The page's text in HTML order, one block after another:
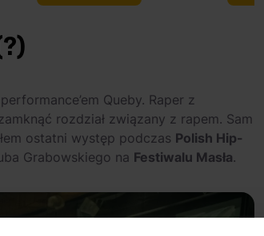
performance’em Queby. Raper z
rozdział związany z rapem. Sam
ostatni występ podczas Polish Hip-
Grabowskiego na Festiwalu Masła.